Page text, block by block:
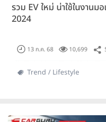
รวม EV ใหม่ น่าใช้ในงานม
2024
13 ก.ค. 68 10,699
Trend / Lifestyle